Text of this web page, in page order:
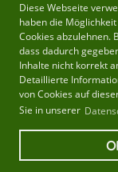
Diese Webseite
haben die
Cookies abzulehnen.
dass dadurch
Inhalte nicht korrekt
Detaillierte
von Cookies auf
Sie in unserer